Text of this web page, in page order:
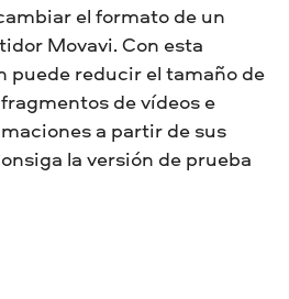
el formato de un
Movavi. Con esta
puede reducir el tamaño de
de vídeos e
a partir de sus
la versión de prueba